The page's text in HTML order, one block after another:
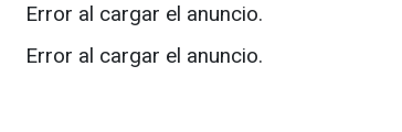
Error al cargar el anuncio.
Error al cargar el anuncio.